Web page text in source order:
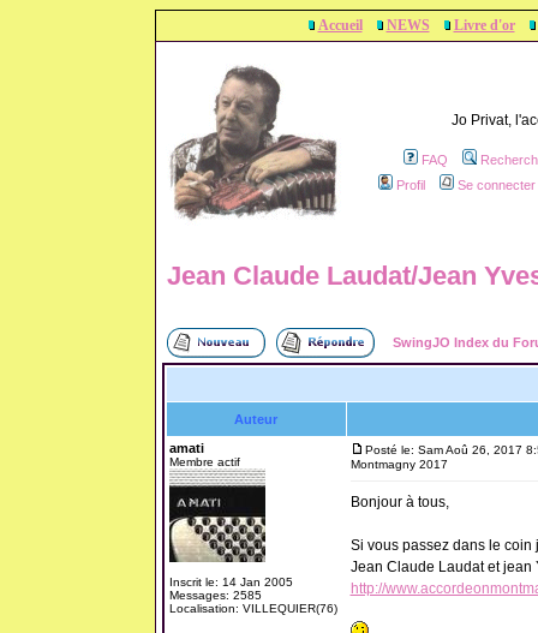
Accueil NEWS Livre d'or
Jo Privat,
FAQ
Profil
Se
Jean Claude Laudat/Jean
SwingJO Index du
Auteur
amati
Membre actif
Inscrit le: 14 Jan 2005
Messages: 2585
Localisation: VILLEQUIER(76)
Posté le: Sam Aoû 26, 2017
Montmagny 2017
Bonjour à tous,
Si vous passez dans le coin
Jean Claude Laudat et jean
http://